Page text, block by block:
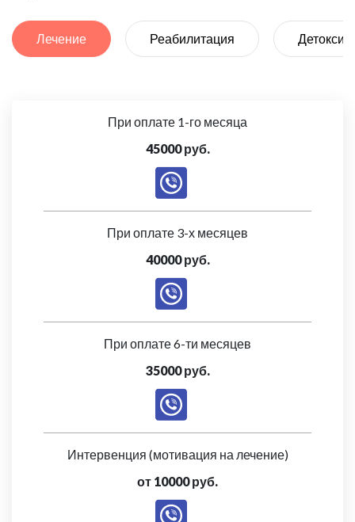
Лечение Реабилитация
При оплате 1-го месяца
45000 руб.
При оплате 3-х месяцев
40000 руб.
При оплате 6-ти месяцев
35000 руб.
Интервенция (мотивация на лечение)
от 10000 руб.